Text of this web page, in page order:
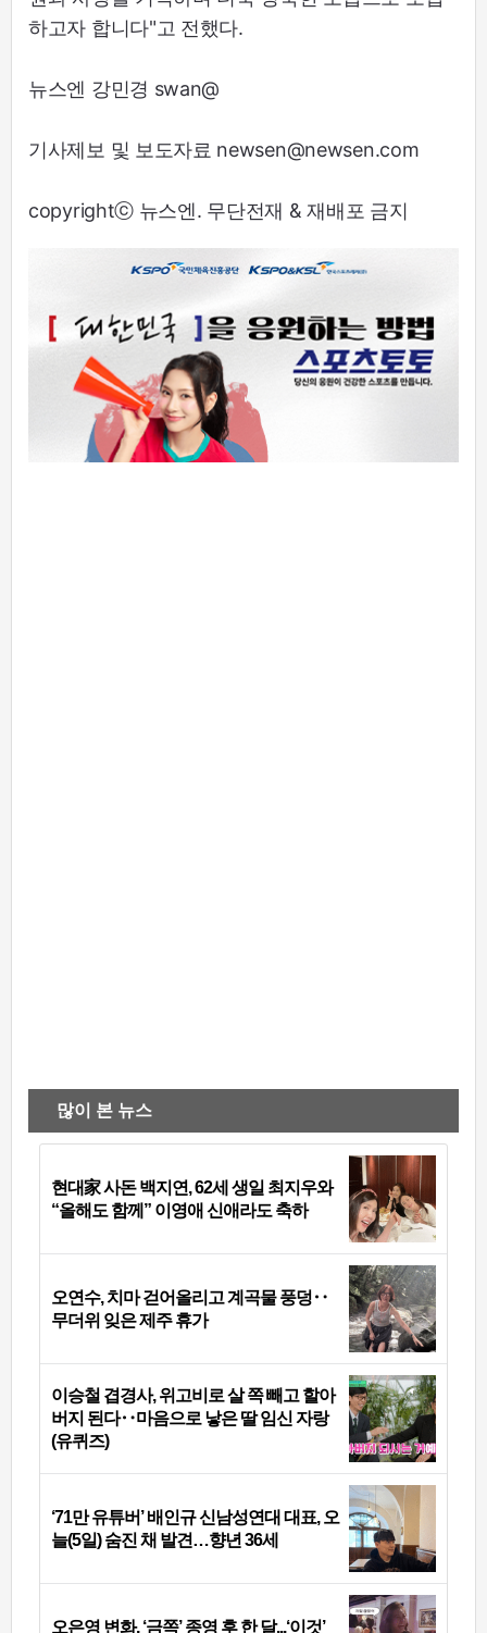
하고자 합니다"고 전했다.
뉴스엔 강민경 swan@
기사제보 및 보도자료 newsen@newsen.com
copyrightⓒ 뉴스엔. 무단전재 & 재배포 금지
많이 본 뉴스
현대家 사돈 백지연, 62세 생일 최지우와
“올해도 함께” 이영애 신애라도 축하
오연수, 치마 걷어올리고 계곡물 풍덩‥
무더위 잊은 제주 휴가
이승철 겹경사, 위고비로 살 쪽 빼고 할아
버지 된다‥마음으로 낳은 딸 임신 자랑
(유퀴즈)
‘71만 유튜버’ 배인규 신남성연대 대표, 오
늘(5일) 숨진 채 발견…향년 36세
오은영 변화, ‘금쪽’ 종영 후 한 달...‘이것’